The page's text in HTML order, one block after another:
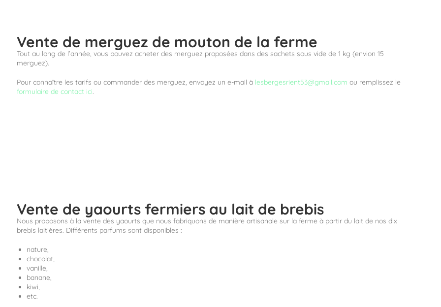
Vente de merguez de mouton de la ferme
Tout au long de l’année, vous pouvez acheter des merguez proposées dans des sachets sous vide de 1 kg (envion 15
merguez).
Pour connaître les tarifs ou commander des merguez, envoyez un e-mail à lesbergesrient53@gmail.com ou remplissez le
formulaire de contact ici.
Vente de yaourts fermiers au lait de brebis
Nous proposons à la vente des yaourts que nous fabriquons de manière artisanale sur la ferme à partir du lait de nos dix
brebis laitières. Différents parfums sont disponibles :
nature,
chocolat,
vanille,
banane,
kiwi,
etc.